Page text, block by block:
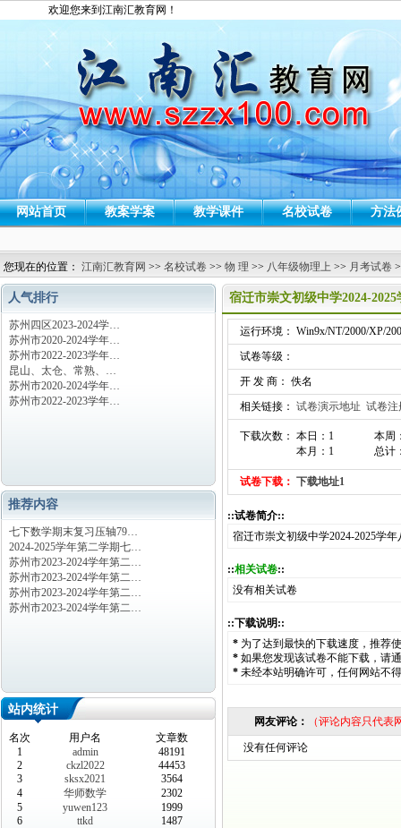
欢迎您来到江南汇教育网！
网站首页 教案学案 教学课件 名校试卷 方法
您现在的位置： 江南汇教育网 >> 名校试卷 >> 物 理 >> 八年级物理上 >> 月考试卷
人气排行
苏州四区2023-2024学…
苏州市2020-2024学年…
苏州市2022-2023学年…
昆山、太仓、常熟、…
苏州市2020-2024学年…
苏州市2022-2023学年…
推荐内容
七下数学期末复习压轴79…
2024-2025学年第二学期七…
苏州市2023-2024学年第二…
苏州市2023-2024学年第二…
苏州市2023-2024学年第二…
苏州市2023-2024学年第二…
站内统计
名次 用户名
文章数
1
admin
48191
2
ckzl2022
44453
3
sksx2021
3564
4
华师数学
2302
5
yuwen123
1999
6
ttkd
1487
宿迁市崇文初级中学2024-
运行环境： Win9x/NT/2000/XP/
试卷等级：
开 发 商： 佚名
相关链接： 试卷演示地址 试卷注
下载次数： 本日：1
本月：1
本周
总计
试卷下载： 下载地址1
::试卷简介::
宿迁市崇文初级中学2024-2025学
::相关试卷::
没有相关试卷
::下载说明::
* 为了达到最快的下载速度，推荐
* 如果您发现该试卷不能下载，请
* 未经本站明确许可，任何网站不
网友评论： （评论内容只代
没有任何评论